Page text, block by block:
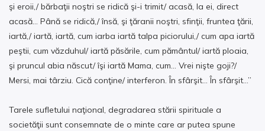
şi eroii,/ bărbaţii noştri se ridică şi-i trimit/ acasă, la ei, direct
acasă… Până se ridică,/ însă, şi ţăranii noştri, sfinţii, fruntea ţării,
iartă,/ iartă, iartă, cum iarba iartă talpa piciorului,/ cum apa iartă
peştii, cum văzduhul/ iartă păsările, cum pământul/ iartă ploaia,
şi pruncul abia născut/ îşi iartă Mama, cum… Vrei nişte goji?/
Mersi, mai târziu. Cică conţine/ interferon. În sfârşit… În sfârşit…”
Tarele sufletului naţional, degradarea stării spirituale a
societăţii sunt consemnate de o minte care ar putea spune